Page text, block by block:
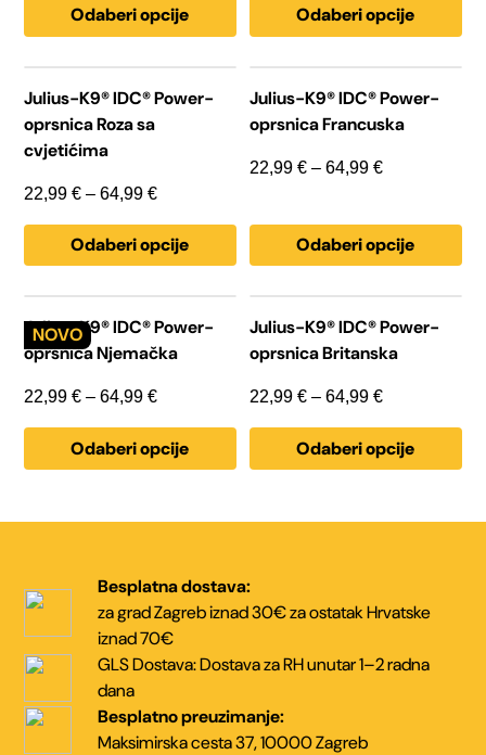
od
22,99 €
do
64,99 €
Odaberi opcije
odabrati
stranici
proizvoda
od
22,99 €
do
64,99 €
Odaberi opcije
odabrati
stranici
proizvoda
Julius-K9® IDC® Power-
oprsnica Roza sa
cvjetićima
22,99€ – 64,99€Raspon
od
22,99 €
do
64,99 €
Odaberi opcije
Ovaj
proizvod
ima
više
varijanti.
Opcije
mogu
na
stranici
proizvoda
Julius-K9® IDC® Power-
oprsnica Francuska
22,99€ – 64,99€Raspon
22,99 €
do
64,99 €
Odaberi opcije
Ovaj
proizvod
ima
više
varijanti.
Opcije
se
na
stranici
proizvoda
Julius-K9® IDC® Power-
oprsnica Njemačka
22,99€ – 64,99€Raspon
od
22,99 €
64,99 €
Odaberi opcije
Ovaj
proizvod
ima
više
Opcije
se
mogu
odabrati
stranici
Julius-K9® IDC® Power-
oprsnica Britanska
22,99€ – 64,99€Raspon
od
22,99 €
64,99 €
Odaberi opcije
Ovaj
proizvod
ima
više
Opcije
se
mogu
odabrati
stranici
Besplatna dostava:
za grad Zagreb iznad 30€za ostatak Hrvatske
iznad 70€
GLS Dostava:Dostava za RH unutar1–2 radna
dana
Besplatno preuzimanje:
Maksimirska cesta 37,10000 Zagreb